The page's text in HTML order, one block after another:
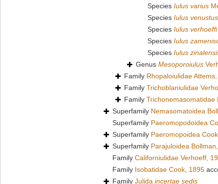
Species Iulus varius
Species Iulus venustus
Species Iulus verhoeffi
Species Iulus
Species Iulus
Genus Mesoporoiulus
Family Rhopaloiulidae
Family Trichoblaniulidae
Family Trichonemasomatidae
Superfamily Nemasomatoidea
Superfamily Paeromopodoidea
Superfamily Paeromopoidea
Superfamily Parajuloidea
Family Californiulidae Verhoeff,
Family Isobatidae Cook, 1895
Family Julida incertae sedis